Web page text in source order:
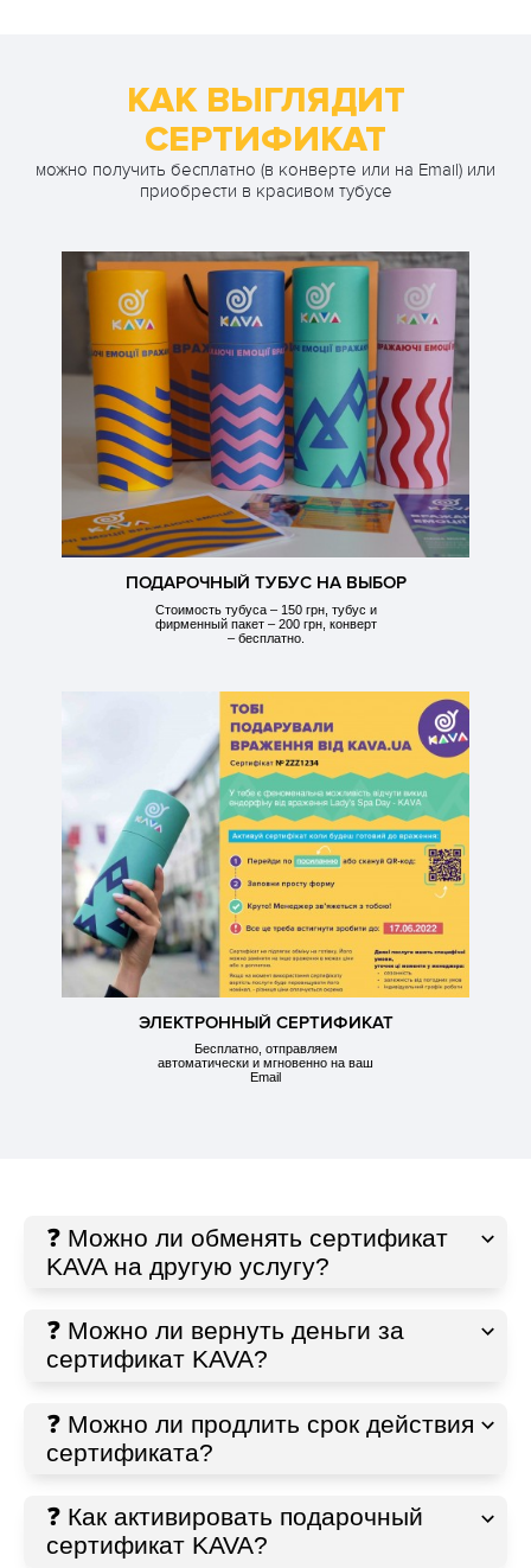
КАК ВЫГЛЯДИТ
СЕРТИФИКАТ
можно получить бесплатно (в конверте или на Email) или
приобрести в красивом тубусе
ПОДАРОЧНЫЙ ТУБУС НА ВЫБОР
Стоимость тубуса – 150 грн, тубус и
фирменный пакет – 200 грн, конверт
– бесплатно.
ЭЛЕКТРОННЫЙ СЕРТИФИКАТ
Бесплатно, отправляем
автоматически и мгновенно на ваш
Email
❓ Можно ли обменять сертификат
KAVA на другую услугу?
❓ Можно ли вернуть деньги за
сертификат KAVA?
❓ Можно ли продлить срок действия
сертификата?
❓ Как активировать подарочный
сертификат KAVA?